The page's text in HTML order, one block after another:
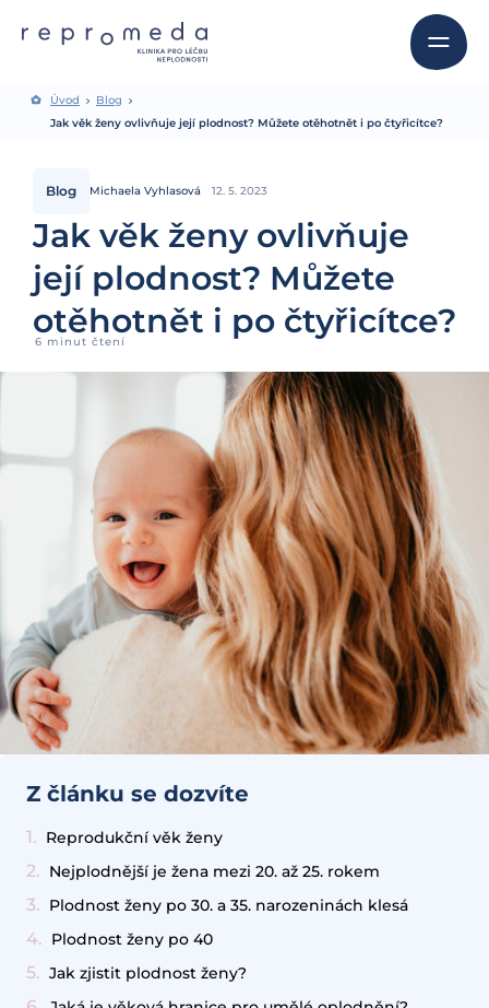
Úvod
Blog
Jak věk ženy ovlivňuje její plodnost? Můžete otěhotnět i po čtyřicítce?
Blog Michaela Vyhlasová 12. 5. 2023
Jak věk ženy ovlivňuje
její plodnost? Můžete
otěhotnět i po čtyřicítce?
6 minut čtení
Z článku se dozvíte
Reprodukční věk ženy
Nejplodnější je žena mezi 20. až 25. rokem
Plodnost ženy po 30. a 35. narozeninách klesá
Plodnost ženy po 40
Jak zjistit plodnost ženy?